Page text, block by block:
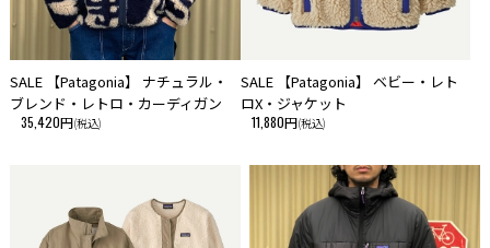
・海外製品における、屋外での使用を目的とした商品に関しまして、多少
の擦れ・欠け・傷は許容範囲内として製造・流通されていることが多いよ
うです。
そういった海外製品の特性を、予めご理解頂き、ご愛用いただけますよ
う、お願い申しあげます。
・当サイトに掲載している商品は、実店舗でも同時に販売しております。
サイトよりご注文を頂いた時点で稀に実店舗にて完売してしまい欠品して
しまう場合がございます。
今後の入荷予定を確認して入荷が困難な場合は、誠に勝手ながらご注文の
SALE 【Patagonia】 ナチュラル・
ブレンド・レトロ・カーディガン
35,420円(税込)
SALE 【Patagonia】 ベビー・レト
ロX・ジャケット
11,880円(税込)